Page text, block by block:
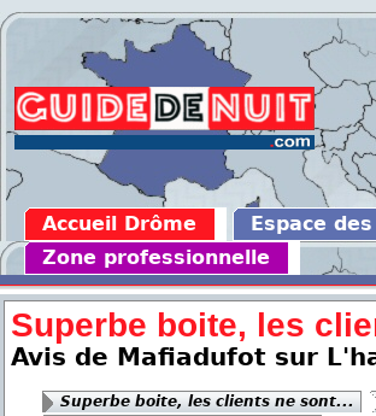
Accueil Drôme Espace
Zone professionnelle
Superbe boite, les
Avis de Mafiadufot sur
Superbe boite, les clients ne sont...